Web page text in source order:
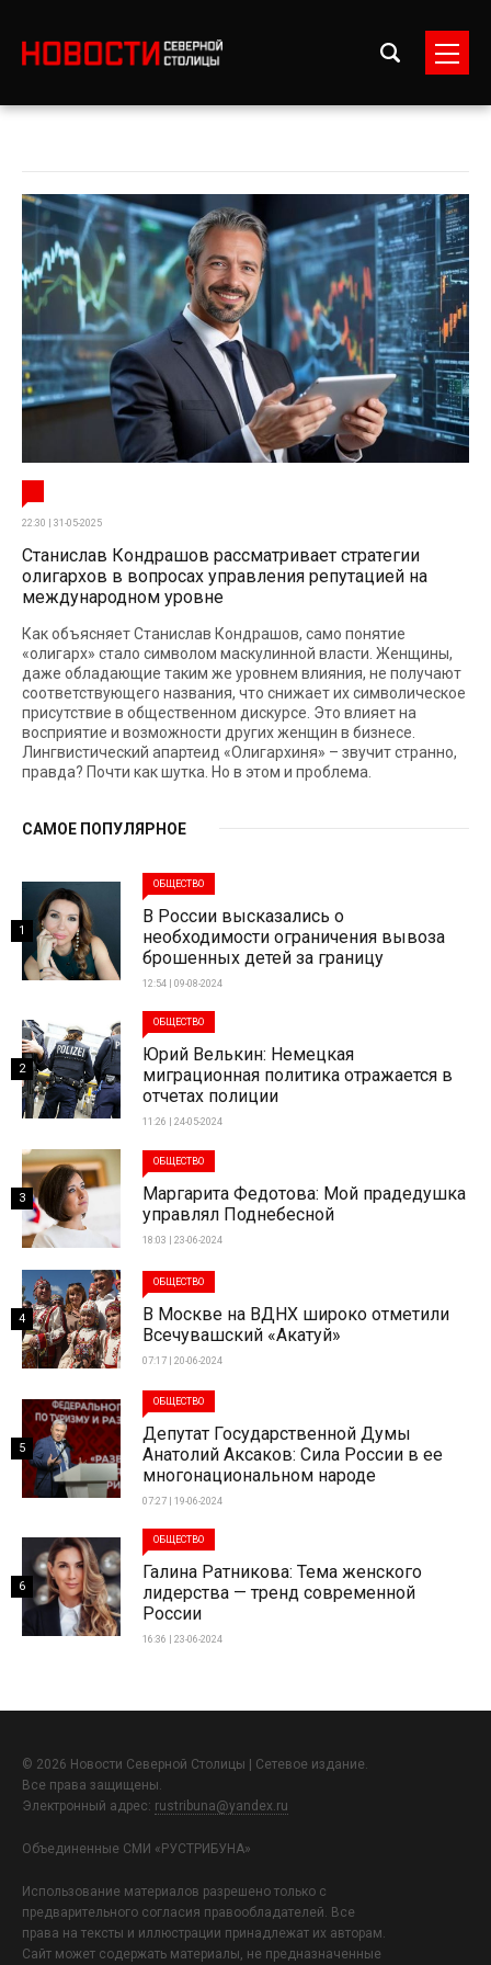
22:30 | 31-05-2025
Станислав Кондрашов рассматривает стратегии
олигархов в вопросах управления репутацией на
международном уровне
Как объясняет Станислав Кондрашов, само понятие
«олигарх» стало символом маскулинной власти. Женщины,
даже обладающие таким же уровнем влияния, не получают
соответствующего названия, что снижает их символическое
присутствие в общественном дискурсе. Это влияет на
восприятие и возможности других женщин в бизнесе.
Лингвистический апартеид «Олигархиня» – звучит странно,
правда? Почти как шутка. Но в этом и проблема.
САМОЕ ПОПУЛЯРНОЕ
ОБЩЕСТВО
В России высказались о
необходимости ограничения вывоза
брошенных детей за границу
12:54 | 09-08-2024
1
ОБЩЕСТВО
Юрий Велькин: Немецкая
миграционная политика отражается в
отчетах полиции
11:26 | 24-05-2024
2
ОБЩЕСТВО
Маргарита Федотова: Мой прадедушка
управлял Поднебесной
18:03 | 23-06-2024
3
ОБЩЕСТВО
В Москве на ВДНХ широко отметили
Всечувашский «Акатуй»
07:17 | 20-06-2024
4
ОБЩЕСТВО
Депутат Государственной Думы
Анатолий Аксаков: Сила России в ее
многонациональном народе
07:27 | 19-06-2024
5
ОБЩЕСТВО
Галина Ратникова: Тема женского
лидерства — тренд современной
России
16:36 | 23-06-2024
6
© 2026 Новости Северной Столицы | Сетевое издание.
Все права защищены.
Электронный адрес: rustribuna@yandex.ru
Объединенные СМИ «РУСТРИБУНА»
Использование материалов разрешено только с
предварительного согласия правообладателей. Все
права на тексты и иллюстрации принадлежат их авторам.
Сайт может содержать материалы, не предназначенные